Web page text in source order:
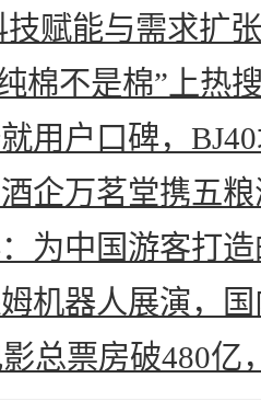
技赋能与需求扩
棉不是棉”上热
用户口碑，
企万茗堂携五
为中国游客打
机器人展演，
总票房破480亿